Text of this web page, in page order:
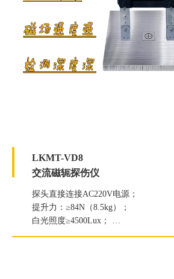
LKMT-VD8
交流磁轭探伤仪
探头直接连接AC220V电源；
提升力：≥84N（8.5kg）；
白光照度≥4500Lux；